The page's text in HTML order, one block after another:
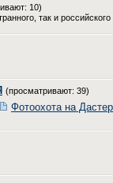
10)
так и российского
(просматривают: 39)
Фотоохота на Дастер